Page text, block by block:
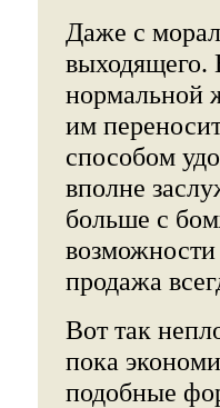
Даже с
выходящего.
нормальной
им
способом
вполне
больше с
продажа
Вот так
пока
подобные